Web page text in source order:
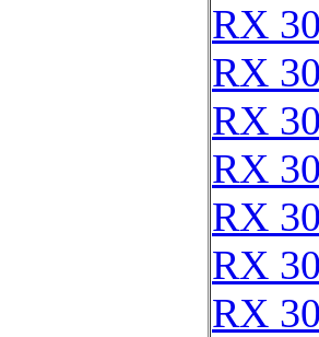
RX
RX
RX
RX
RX
RX
RX